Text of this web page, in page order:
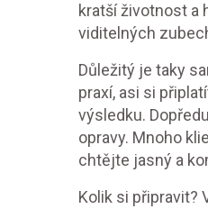
kratší životnost a
viditelných
Důležitý je taky
praxí, asi si
výsledku.
opravy. Mnoho
chtějte jasný a
Kolik si připravit?